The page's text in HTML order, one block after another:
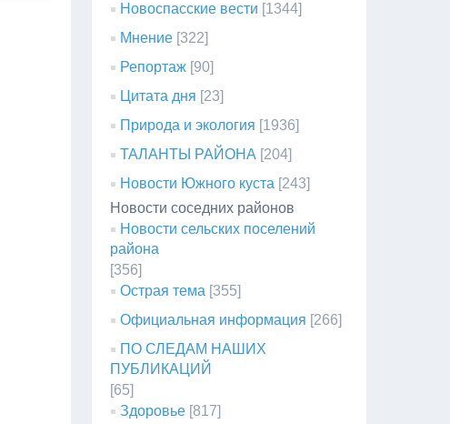
Новоспасские вести [1344]
Мнение [322]
Репортаж [90]
Цитата дня [23]
Природа и экология [1936]
ТАЛАНТЫ РАЙОНА [204]
Новости Южного куста [243]
Новости соседних районов
Новости сельских поселений
района
[356]
Острая тема [355]
Официальная информация [266]
ПО СЛЕДАМ НАШИХ
ПУБЛИКАЦИЙ
[65]
Здоровье [817]